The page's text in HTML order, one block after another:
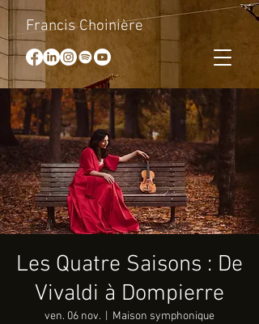
Francis Choinière
Les Quatre Saisons : De
Vivaldi à Dompierre
ven. 06 nov. Maison symphonique